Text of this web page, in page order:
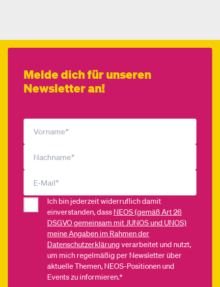
Melde dich für unseren
Newsletter an!
Ich bin jederzeit widerruflich damit
einverstanden, dass NEOS (gemäß Art 26
DSGVO gemeinsam mit JUNOS und UNOS)
meine Angaben im Rahmen der
Datenschutzerklärung verarbeitet und nutzt,
um mich regelmäßig per Newsletter über
aktuelle Themen, NEOS-Positionen und
Events zu informieren.*